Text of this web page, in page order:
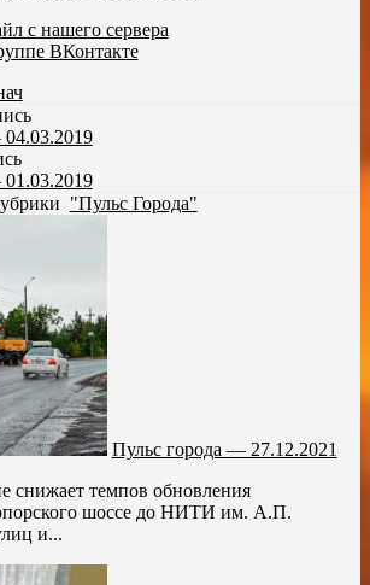
с нашего сервера
ВКонтакте
"Пульс Города"
Пульс города — 27.12.2021
снижает темпов обновления
шоссе до НИТИ им. А.П.
и...